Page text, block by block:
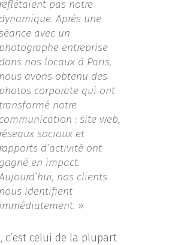
reflétaient pas notre
dynamique. Après une
avec un
photographe entreprise
dans nos locaux à Paris,
nous avons obtenu des
photos corporate qui ont
transformé notre
communication : site web,
réseaux sociaux et
rapports d’activité ont
gagné en impact.
nos clients
nous identifient
immédiatement. »
c’est celui de la plupart